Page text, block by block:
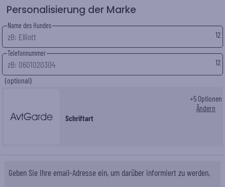
Personalisierung der Marke
Name des Hundes
12
Telefonnummer
12
(optional)
Schriftart
+5 Optionen
Ändern
Geben Sie Ihre email-Adresse ein, um darüber informiert zu werden,